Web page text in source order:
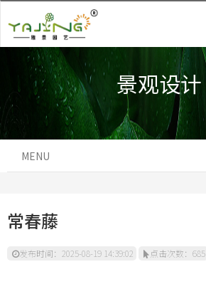
景观设计
MENU
常春藤
发布时间：2025-08-19 14:39:02 点击次数：685